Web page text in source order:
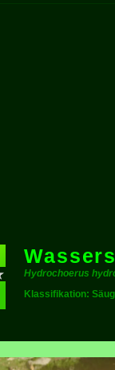
Hydrochoerus
Klassifikation: